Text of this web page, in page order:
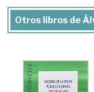
Otros libros de